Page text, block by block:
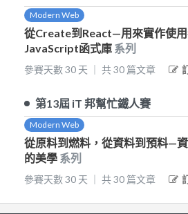
第13屆 iT 邦幫忙鐵人賽
Modern Web
從原料到燃料，從資料到預料—
的美學 系列
參賽天數30 天 共30 篇文章
Modern Web
從Create到React—用來實作使
JavaScript函式庫 系列
參賽天數30 天 共30 篇文章